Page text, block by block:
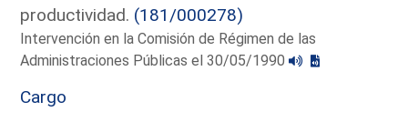
productividad. (181/000278)
Intervención en la Comisión de Régimen de las
Administraciones Públicas el 30/05/1990
Cargo